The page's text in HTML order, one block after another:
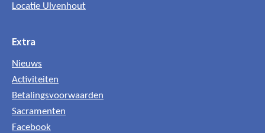
Locatie Ulvenhout
Extra
Nieuws
Activiteiten
Betalingsvoorwaarden
Sacramenten
Facebook